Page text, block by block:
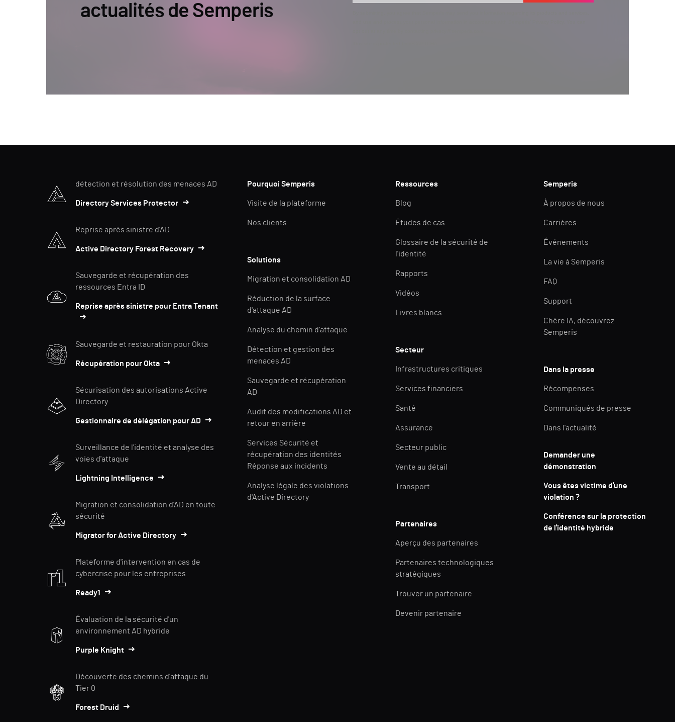
actualités de Semperis
détection et résolution des menaces AD
Directory Services Protector
Reprise après sinistre d'AD
Active Directory Forest Recovery
Sauvegarde et récupération des
ressources Entra ID
Reprise après sinistre pour Entra Tenant
Sauvegarde et restauration pour Okta
Récupération pour Okta
Sécurisation des autorisations Active
Directory
Gestionnaire de délégation pour AD
Surveillance de l'identité et analyse des
voies d'attaque
Lightning Intelligence
Migration et consolidation d'AD en toute
sécurité
Migrator for Active Directory
Plateforme d'intervention en cas de
cybercrise pour les entreprises
Ready1
Évaluation de la sécurité d'un
environnement AD hybride
Purple Knight
Découverte des chemins d'attaque du
Tier 0
Forest Druid
Pourquoi Semperis
Visite de la plateforme
Nos clients
Solutions
Migration et consolidation AD
Réduction de la surface
d'attaque AD
Analyse du chemin d'attaque
Détection et gestion des
menaces AD
Sauvegarde et récupération
AD
Audit des modifications AD et
retour en arrière
Services Sécurité et
récupération des identités
Réponse aux incidents
Analyse légale des violations
d'Active Directory
Ressources
Blog
Études de cas
Glossaire de la sécurité de
l'identité
Rapports
Vidéos
Livres blancs
Secteur
Infrastructures critiques
Services financiers
Santé
Assurance
Secteur public
Vente au détail
Transport
Partenaires
Aperçu des partenaires
Partenaires technologiques
stratégiques
Trouver un partenaire
Devenir partenaire
Semperis
À propos de nous
Carrières
Événements
La vie à Semperis
FAQ
Support
Chère IA, découvrez
Semperis
Dans la presse
Récompenses
Communiqués de presse
Dans l'actualité
Demander une
démonstration
Vous êtes victime d'une
violation ?
Conférence sur la protection
de l'identité hybride